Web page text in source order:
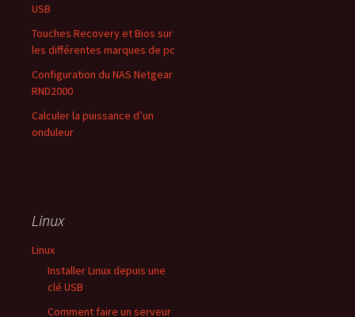
USB
Touches Recovery et Bios sur
les différentes marques de pc
Configuration du NAS Netgear
RND2000
Calculer la puissance d’un
onduleur
Linux
Linux
Installer Linux depuis une
clé USB
Comment faire un serveur